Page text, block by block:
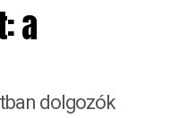
a
dolgozók